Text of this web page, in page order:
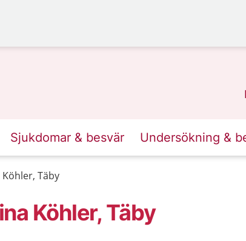
Sjukdomar & besvär Undersökning &
Täby
Köhler, Täby